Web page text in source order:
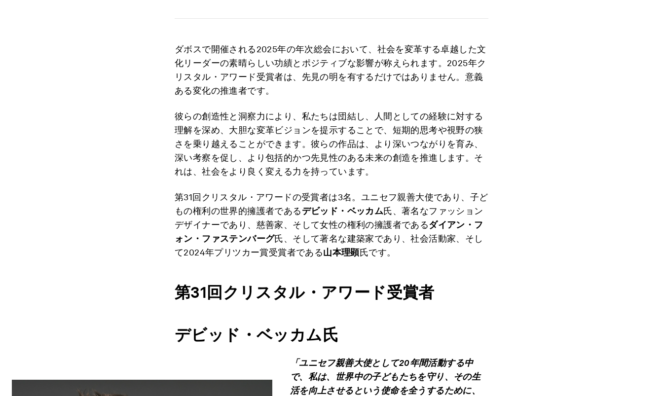
ダボスで開催される2025年の年次総会において、社会を変革する卓越した文
化リーダーの素晴らしい功績とポジティブな影響が称えられます。2025年ク
リスタル・アワード受賞者は、先見の明を有するだけではありません。意義
ある変化の推進者です。
彼らの創造性と洞察力により、私たちは団結し、人間としての経験に対する
理解を深め、大胆な変革ビジョンを提示することで、短期的思考や視野の狭
さを乗り越えることができます。彼らの作品は、より深いつながりを育み、
深い考察を促し、より包括的かつ先見性のある未来の創造を推進します。そ
れは、社会をより良く変える力を持っています。
第31回クリスタル・アワードの受賞者は3名。ユニセフ親善大使であり、子ど
もの権利の世界的擁護者であるデビッド・ベッカム氏、著名なファッション
デザイナーであり、慈善家、そして女性の権利の擁護者であるダイアン・フ
ォン・ファステンバーグ氏、そして著名な建築家であり、社会活動家、そし
て2024年プリツカー賞受賞者である山本理顕氏です。
第31 回クリスタル・アワード受賞者
デビッド・ベッカム氏
「ユニセフ親善大使として20年間活動する中
で、私は、世界中の子どもたちを守り、その生
活を向上させるという使命を全うするために、